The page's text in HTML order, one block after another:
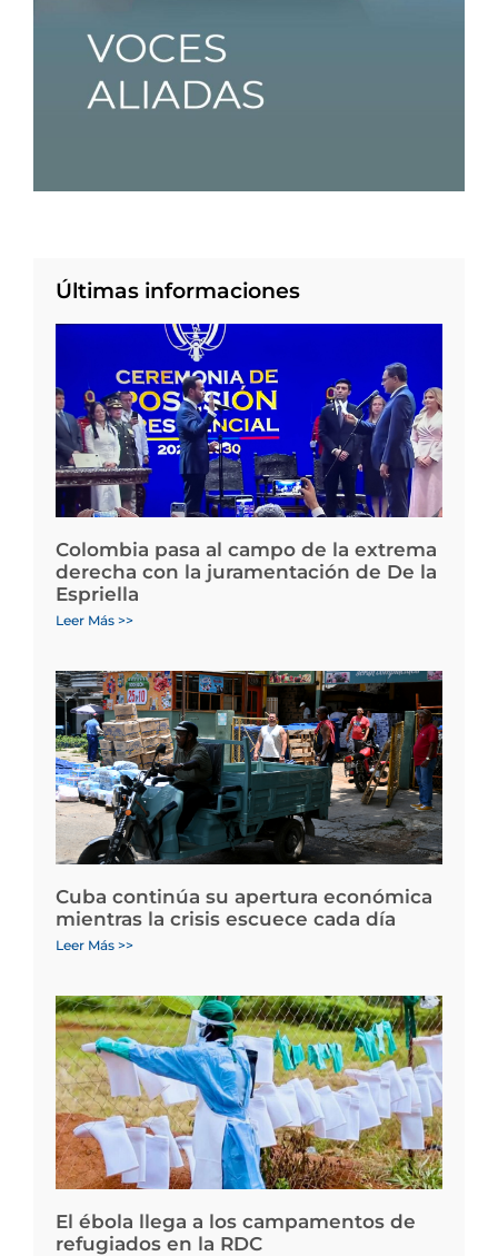
Últimas informaciones
Colombia pasa al campo de la extrema
derecha con la juramentación de De la
Espriella
Leer Más >>
Cuba continúa su apertura económica
mientras la crisis escuece cada día
Leer Más >>
El ébola llega a los campamentos de
refugiados en la RDC